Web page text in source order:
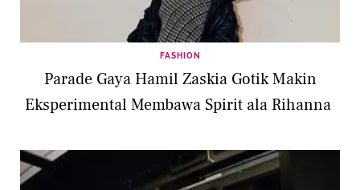
FASHION
Parade Gaya Hamil Zaskia Gotik Makin
Eksperimental Membawa Spirit ala Rihanna